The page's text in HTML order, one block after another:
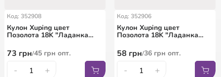
Код: 352908
Кулон Xuping цвет
Позолота 18K "Ладанка
до 5мм
73 грн/45 грн опт.
- +
Код: 352906
Кулон Xuping цвет
Позолота 18K "Ладанка
до 5мм
58 грн/36 грн опт.
- +